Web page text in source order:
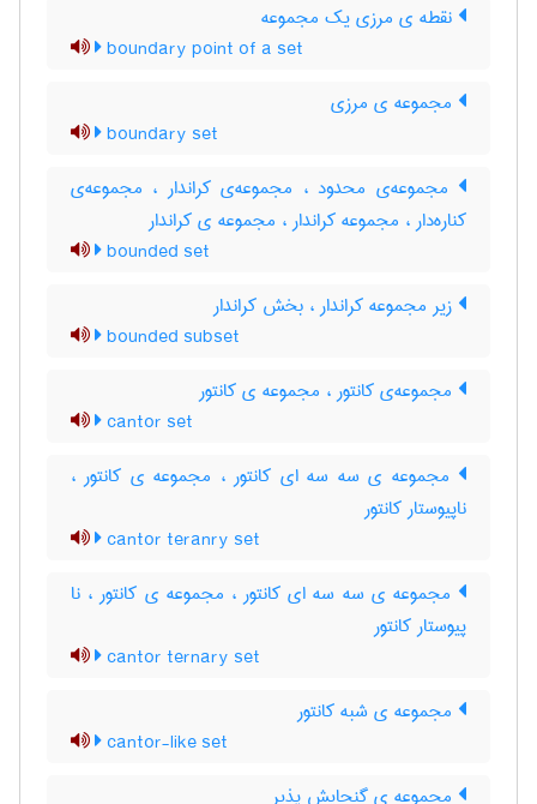
نقطه ی مرزی یک مجموعه
boundary point of a set
مجموعه ی مرزی
boundary set
مجموعه‌ی محدود ، مجموعه‌ی کراندار ، مجموعه‌ی
کناره‌دار ، مجموعه کراندار ، مجموعه ی کراندار
bounded set
زیر مجموعه کراندار ، بخش کراندار
bounded subset
مجموعه‌ی کانتور ، مجموعه ی کانتور
cantor set
مجموعه ی سه سه ای کانتور ، مجموعه ی کانتور ،
ناپیوستار کانتور
cantor teranry set
مجموعه ی سه سه ای کانتور ، مجموعه ی کانتور ، نا
پیوستار کانتور
cantor ternary set
مجموعه ی شبه کانتور
cantor-like set
مجموعه ی گنجایش پذیر